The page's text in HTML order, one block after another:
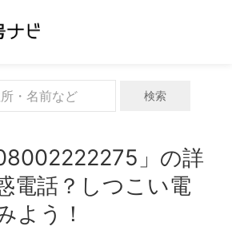
検索
」の詳
電話？しつこい電
よう！